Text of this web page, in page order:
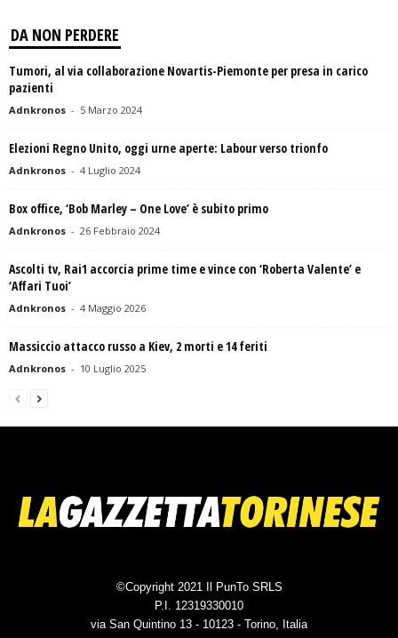
DA NON PERDERE
Tumori, al via collaborazione Novartis-Piemonte per presa in carico
pazienti
Adnkronos - 5 Marzo 2024
Elezioni Regno Unito, oggi urne aperte: Labour verso trionfo
Adnkronos - 4 Luglio 2024
Box office, ‘Bob Marley – One Love’ è subito primo
Adnkronos - 26 Febbraio 2024
Ascolti tv, Rai1 accorcia prime time e vince con ‘Roberta Valente’ e
‘Affari Tuoi’
Adnkronos - 4 Maggio 2026
Massiccio attacco russo a Kiev, 2 morti e 14 feriti
Adnkronos - 10 Luglio 2025
©Copyright 2021 Il PunTo SRLS
P.I. 12319330010
via San Quintino 13 - 10123 - Torino, Italia